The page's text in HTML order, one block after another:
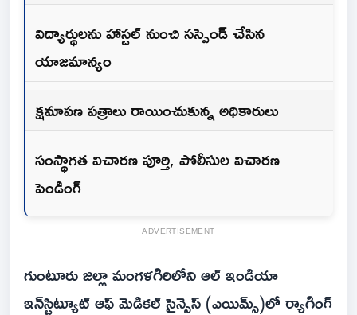
విద్యార్థులను హాస్టల్ నుంచి సస్పెండ్ చేసిన
యాజమాన్యం
క్షమాపణ పత్రాలు రాయించుకున్న అధికారులు
సంస్థాగత విచారణ పూర్తి, పోలీసుల విచారణ
పెండింగ్
ADVERTISEMENT
గుంటూరు జిల్లా మంగళగిరిలోని ఆల్ ఇండియా
ఇన్‌స్టిట్యూట్ ఆఫ్ మెడికల్ సైన్సెస్ (ఎయిమ్స్)లో ర్యాగింగ్